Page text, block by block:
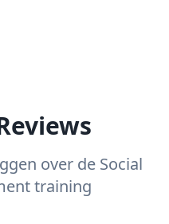
over de Social
training